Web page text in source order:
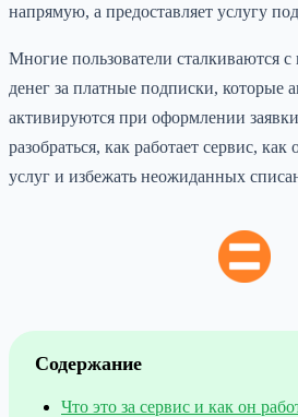
напрямую, а предоставляет услугу
Многие пользователи сталкиваются
денег за платные подписки, которые
активируются при оформлении
разобраться, как работает сервис,
услуг и избежать неожиданных
Содержание
Что это за сервис и как он